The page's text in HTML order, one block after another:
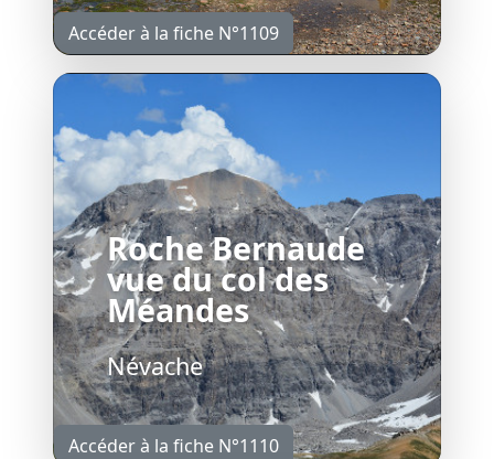
Accéder à la fiche N°1109
Roche Bernaude
vue du col des
Méandes
Névache
Accéder à la fiche N°1110